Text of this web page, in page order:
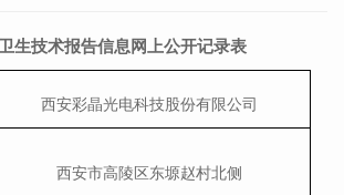
生技术报告信息网上公开记录表
西安彩晶光电科技股份有限公司
西安市高陵区东塬赵村北侧